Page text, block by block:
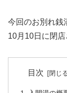
今回のお別れ銭
10月10日に閉店
目次